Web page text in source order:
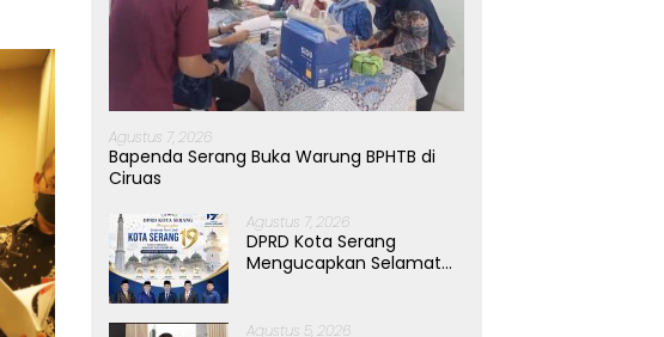
Agustus 7, 2026
Bapenda Serang Buka Warung BPHTB di
Ciruas
Agustus 7, 2026
DPRD Kota Serang
Mengucapkan Selamat
Agustus 5, 2026